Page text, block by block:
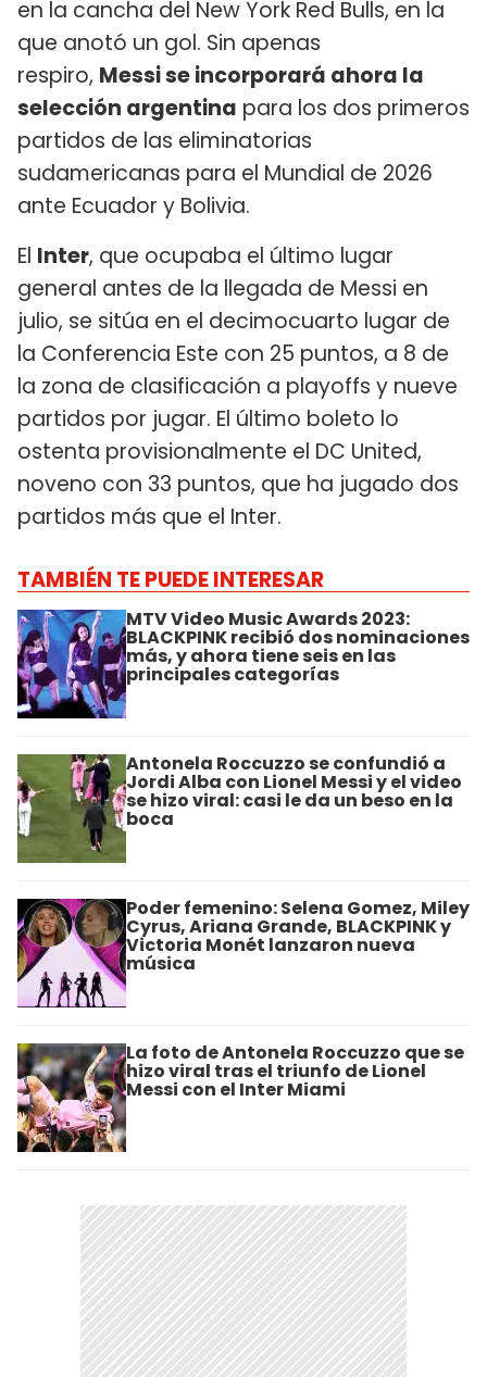
en la cancha del New York Red Bulls, en la
que anotó un gol. Sin apenas
respiro, Messi se incorporará ahora la
selección argentina para los dos primeros
partidos de las eliminatorias
sudamericanas para el Mundial de 2026
ante Ecuador y Bolivia.
El Inter, que ocupaba el último lugar
general antes de la llegada de Messi en
julio, se sitúa en el decimocuarto lugar de
la Conferencia Este con 25 puntos, a 8 de
la zona de clasificación a playoffs y nueve
partidos por jugar. El último boleto lo
ostenta provisionalmente el DC United,
noveno con 33 puntos, que ha jugado dos
partidos más que el Inter.
TAMBIÉN TE PUEDE INTERESAR
MTV Video Music Awards 2023:
BLACKPINK recibió dos nominaciones
más, y ahora tiene seis en las
principales categorías
Antonela Roccuzzo se confundió a
Jordi Alba con Lionel Messi y el video
se hizo viral: casi le da un beso en la
boca
Poder femenino: Selena Gomez, Miley
Cyrus, Ariana Grande, BLACKPINK y
Victoria Monét lanzaron nueva
música
La foto de Antonela Roccuzzo que se
hizo viral tras el triunfo de Lionel
Messi con el Inter Miami